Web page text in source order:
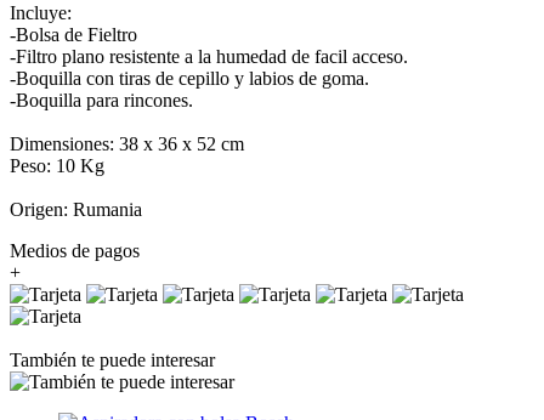
Incluye:
-Bolsa de Fieltro
-Filtro plano resistente a la humedad de facil acceso.
-Boquilla con tiras de cepillo y labios de goma.
-Boquilla para rincones.
Dimensiones: 38 x 36 x 52 cm
Peso: 10 Kg
Origen: Rumania
Medios de pagos
+
También te puede interesar